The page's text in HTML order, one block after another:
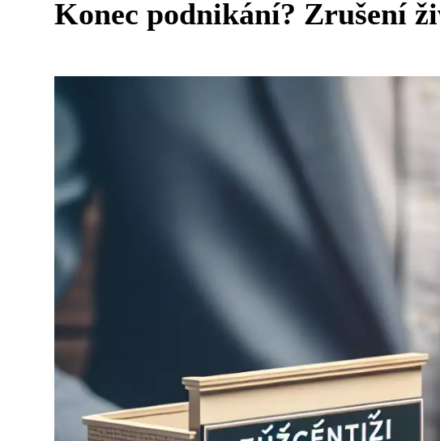
Konec podnikání? Zrušení